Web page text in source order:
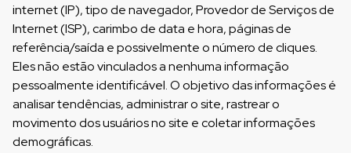
internet (IP), tipo de navegador, Provedor de Serviços de
Internet (ISP), carimbo de data e hora, páginas de
referência/saída e possivelmente o número de cliques.
Eles não estão vinculados a nenhuma informação
pessoalmente identificável. O objetivo das informações é
analisar tendências, administrar o site, rastrear o
movimento dos usuários no site e coletar informações
demográficas.